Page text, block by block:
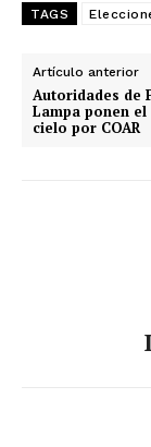
TAGS
Artículo anterior
Autoridades de
Lampa ponen
cielo por COAR